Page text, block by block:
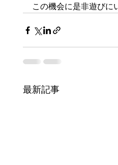
この機会に是非遊びに
最新記事